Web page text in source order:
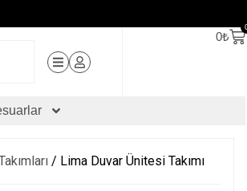
0₺
/ Lima Duvar Ünitesi Takımı